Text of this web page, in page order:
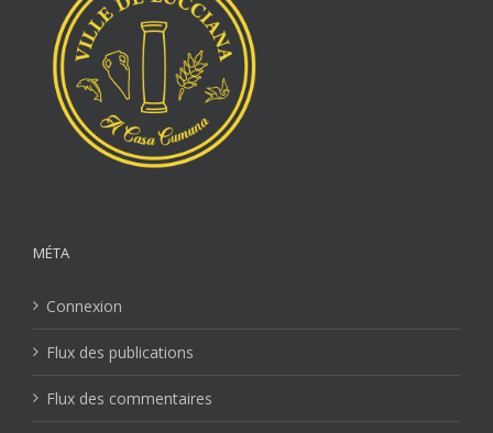
MÉTA
Connexion
Flux des publications
Flux des commentaires